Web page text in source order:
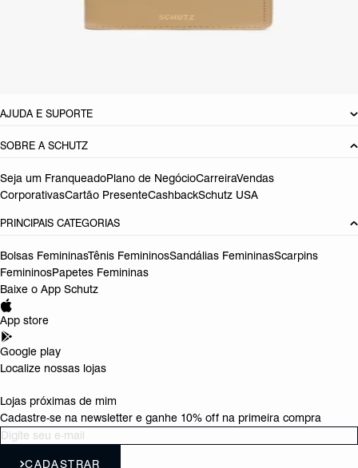
AJUDA E SUPORTE
SOBRE A SCHUTZ
Seja um FranqueadoPlano de NegócioCarreiraVendas
CorporativasCartão PresenteCashbackSchutz USA
PRINCIPAIS CATEGORIAS
Bolsas FemininasTênis FemininosSandálias FemininasScarpins
FemininosPapetes Femininas
Baixe o App Schutz
App store
Google play
Localize nossas lojas
Lojas próximas de mim
Cadastre-se na newsletter e ganhe 10% off na primeira compra
CADASTRAR